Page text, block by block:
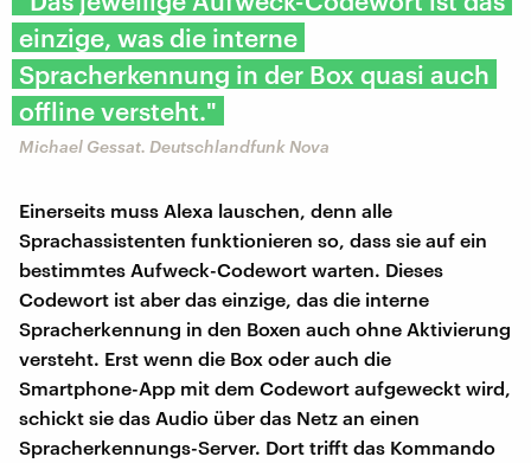
einzige, was die interne
Spracherkennung in der Box quasi auch
offline versteht."
Michael Gessat. Deutschlandfunk Nova
Einerseits muss Alexa lauschen, denn alle
Sprachassistenten funktionieren so, dass sie auf ein
bestimmtes Aufweck-Codewort warten. Dieses
Codewort ist aber das einzige, das die interne
Spracherkennung in den Boxen auch ohne Aktivierung
versteht. Erst wenn die Box oder auch die
Smartphone-App mit dem Codewort aufgeweckt wird,
schickt sie das Audio über das Netz an einen
Spracherkennungs-Server. Dort trifft das Kommando